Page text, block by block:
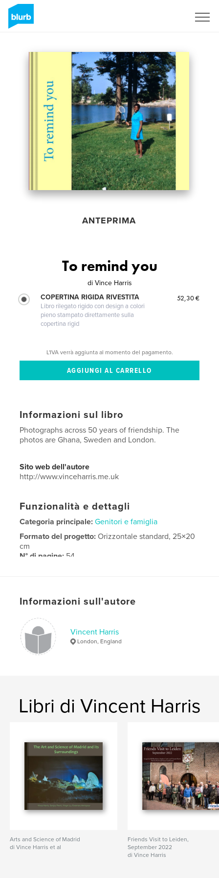
ANTEPRIMA
To remind you
di Vince Harris
COPERTINA RIGIDA RIVESTITA
Libro rilegato rigido con design a colori
pieno stampato direttamente sulla
copertina rigid
52,30 €
L'IVA verrà aggiunta al momento del pagamento.
Informazioni sul libro
Photographs across 50 years of friendship. The
photos are Ghana, Sweden and London.
Sito web dell'autore
http://www.vinceharris.me.uk
Funzionalità e dettagli
Categoria principale: Genitori e famiglia
Formato del progetto:Orizzontale standard, 25×20
cm
N° di pagine: 54
Informazioni sull'autore
Vincent Harris
London, England
Libri di Vincent Harris
Arts and Science of Madrid
di Vince Harris et al
Friends Visit to Leiden,
September 2022
di Vince Harris